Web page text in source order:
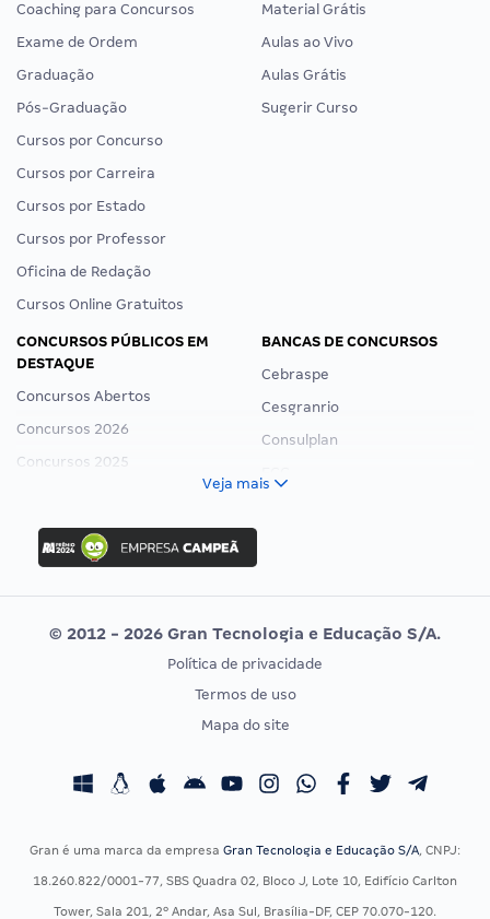
Coaching para Concursos
Exame de Ordem
Graduação
Pós-Graduação
Cursos por Concurso
Cursos por Carreira
Cursos por Estado
Cursos por Professor
Oficina de Redação
Cursos Online Gratuitos
Material Grátis
Aulas ao Vivo
Aulas Grátis
Sugerir Curso
CONCURSOS PÚBLICOS EM
DESTAQUE
Concursos Abertos
Concursos 2026
Concursos 2025
Concurso Ibama
Concurso MPU
Editais publicados
BANCAS DE CONCURSOS
Cebraspe
Cesgranrio
Consulplan
Vunesp
CONCURSOS POR PROFISSÃO
Concursos Fiscais
Concursos Saúde
EXAME DE ORDEM
Calendário OAB
Veja mais
© 2012 - 2026 Gran Tecnologia e Educação S/A.
Política de privacidade
Termos de uso
Mapa do site
Gran é uma marca da empresa Gran Tecnologia e Educação S/A, CNPJ:
18.260.822/0001-77, SBS Quadra 02, Bloco J, Lote 10, Edifício Carlton
Tower, Sala 201, 2º Andar, Asa Sul, Brasília-DF, CEP 70.070-120.